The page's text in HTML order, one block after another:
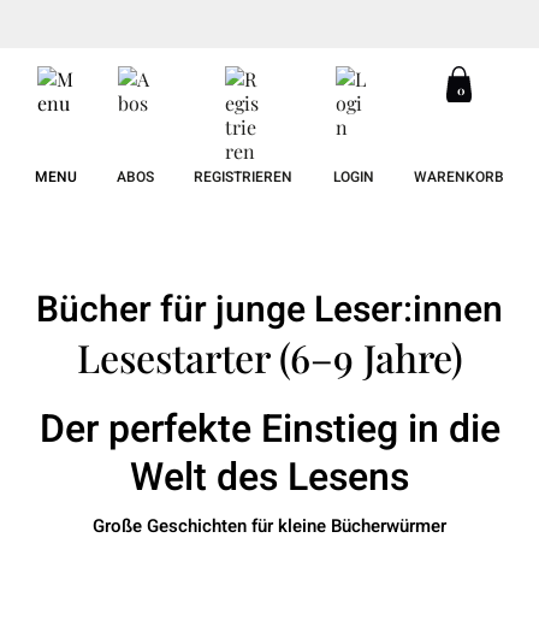
MENU ABOS REGISTRIEREN LOGIN
0
WARENKORB
Bücher für junge Leser:innen
Lesestarter (6–9 Jahre)
Der perfekte Einstieg in die
Welt des Lesens
Große Geschichten für kleine Bücherwürmer